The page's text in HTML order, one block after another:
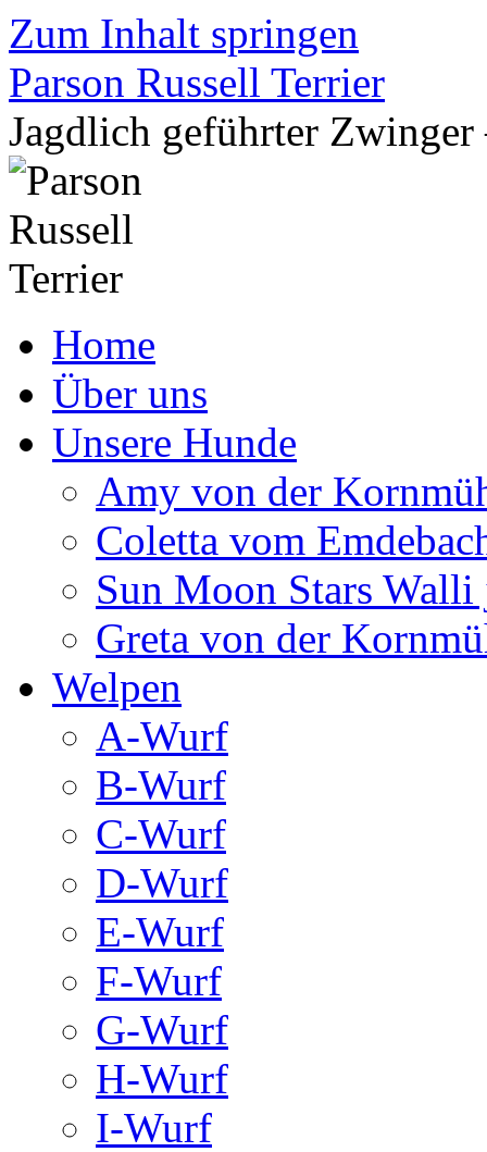
Zum Inhalt springen
Parson Russell Terrier
Jagdlich geführter
Home
Über uns
Unsere Hunde
Amy von der
Coletta vom
Sun Moon Stars
Greta von der
Welpen
A-Wurf
B-Wurf
C-Wurf
D-Wurf
E-Wurf
F-Wurf
G-Wurf
H-Wurf
I-Wurf